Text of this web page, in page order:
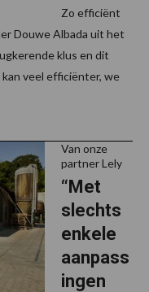
Zo efficiënt
Douwe Albada uit het
klus en dit
veel efficiënter, we
Van onze
partner Lely
“Met
slechts
enkele
aanpass
ingen